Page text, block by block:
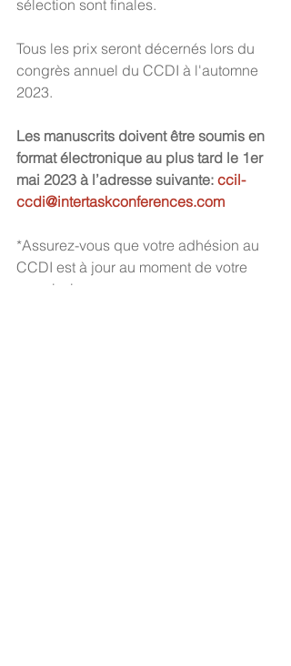
sélection sont finales.
Tous les prix seront décernés lors du
congrès annuel du CCDI à l'automne
2023.
Les manuscrits doivent être soumis en
format électronique au plus tard le 1er
mai 2023 à l’adresse suivante: ccil-
ccdi@intertaskconferences.com
*Assurez-vous que votre adhésion au
CCDI est à jour au moment de votre
soumission.